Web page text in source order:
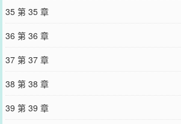
35 第 35 章
36 第 36 章
37 第 37 章
38 第 38 章
39 第 39 章